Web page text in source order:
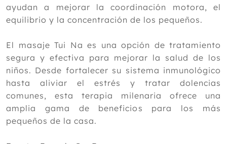
ayudan a mejorar la coordinación motora, el
equilibrio y la concentración de los pequeños.
El masaje Tui Na es una opción de tratamiento
segura y efectiva para mejorar la salud de los
niños. Desde fortalecer su sistema inmunológico
hasta aliviar el estrés y tratar dolencias
comunes, esta terapia milenaria ofrece una
amplia gama de beneficios para los más
pequeños de la casa.